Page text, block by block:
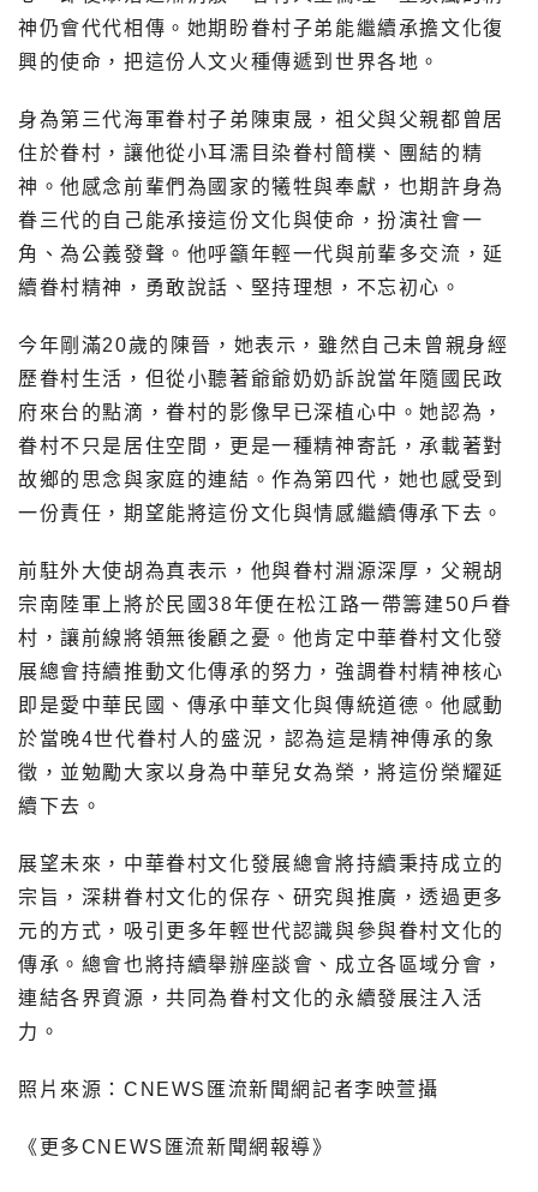
神仍會代代相傳。她期盼眷村子弟能繼續承擔文化復
興的使命，把這份人文火種傳遞到世界各地。
身為第三代海軍眷村子弟陳東晟，祖父與父親都曾居
住於眷村，讓他從小耳濡目染眷村簡樸、團結的精
神。他感念前輩們為國家的犧牲與奉獻，也期許身為
眷三代的自己能承接這份文化與使命，扮演社會一
角、為公義發聲。他呼籲年輕一代與前輩多交流，延
續眷村精神，勇敢說話、堅持理想，不忘初心。
今年剛滿20歲的陳晉，她表示，雖然自己未曾親身經
歷眷村生活，但從小聽著爺爺奶奶訴說當年隨國民政
府來台的點滴，眷村的影像早已深植心中。她認為，
眷村不只是居住空間，更是一種精神寄託，承載著對
故鄉的思念與家庭的連結。作為第四代，她也感受到
一份責任，期望能將這份文化與情感繼續傳承下去。
前駐外大使胡為真表示，他與眷村淵源深厚，父親胡
宗南陸軍上將於民國38年便在松江路一帶籌建50戶眷
村，讓前線將領無後顧之憂。他肯定中華眷村文化發
展總會持續推動文化傳承的努力，強調眷村精神核心
即是愛中華民國、傳承中華文化與傳統道德。他感動
於當晚4世代眷村人的盛況，認為這是精神傳承的象
徵，並勉勵大家以身為中華兒女為榮，將這份榮耀延
續下去。
展望未來，中華眷村文化發展總會將持續秉持成立的
宗旨，深耕眷村文化的保存、研究與推廣，透過更多
元的方式，吸引更多年輕世代認識與參與眷村文化的
傳承。總會也將持續舉辦座談會、成立各區域分會，
連結各界資源，共同為眷村文化的永續發展注入活
力。
照片來源：CNEWS匯流新聞網記者李映萱攝
《更多CNEWS匯流新聞網報導》